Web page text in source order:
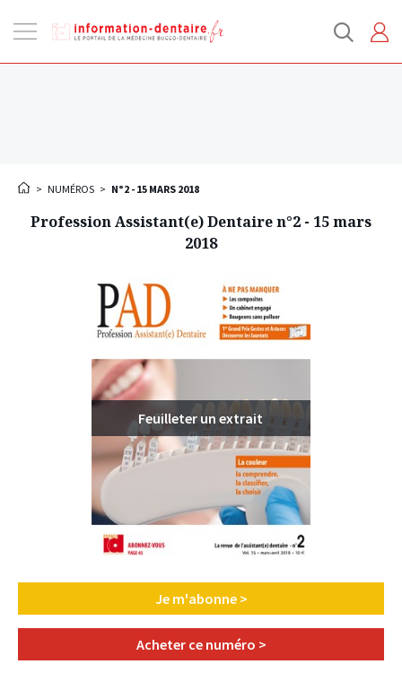
la
> NUMÉROS > N°2 - 15 MARS 2018
Feuilleter un extrait
Profession Assistant(e) Dentaire n°2 - 15 mars
2018
Je m'abonne >
Acheter ce numéro >